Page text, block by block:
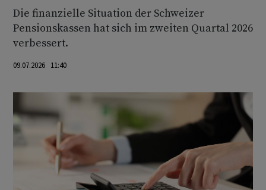
Die finanzielle Situation der Schweizer
Pensionskassen hat sich im zweiten Quartal 2026
verbessert.
09.07.2026 11:40